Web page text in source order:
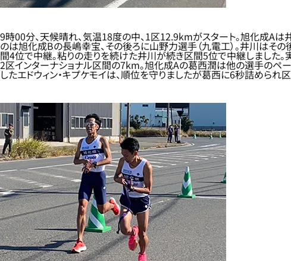
9時00分、天候晴れ、気温18度の中、1区12.9kmがスタート。旭化成A
のは旭化成Bの長嶋幸宝、その後ろに山野力選手（九電工）。井川はそ
間4位で中継。粘りの走りを続けた井川が続き区間5位で中継しました
2区インターナショナル区間の7km。旭化成Aの葛西潤は他の選手のペ
したエドウィン・キプケモイは、順位を守りましたが葛西に6秒詰められ